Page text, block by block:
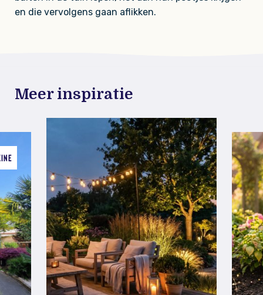
en die vervolgens gaan aflikken.
Meer inspiratie